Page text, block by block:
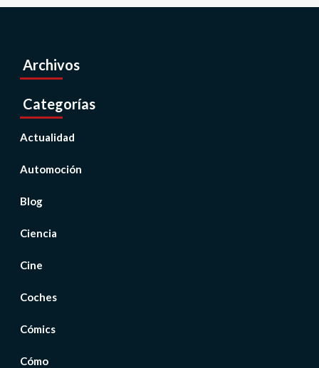
Archivos
Categorías
Actualidad
Automoción
Blog
Ciencia
Cine
Coches
Cómics
Cómo